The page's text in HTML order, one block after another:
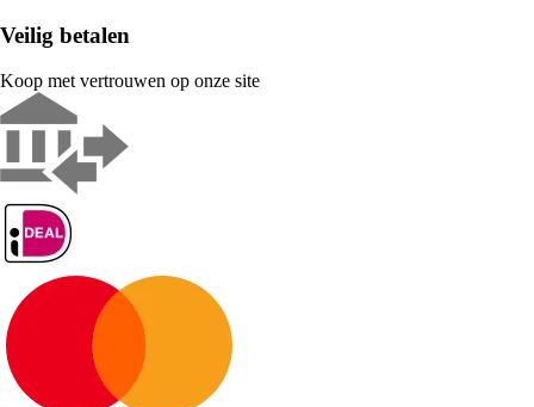
Veilig betalen
Koop met vertrouwen op onze site